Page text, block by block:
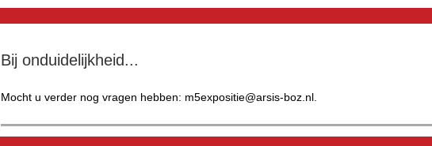
Bij onduidelijkheid...
Mocht u verder nog vragen hebben: m5expositie@arsis-boz.nl.